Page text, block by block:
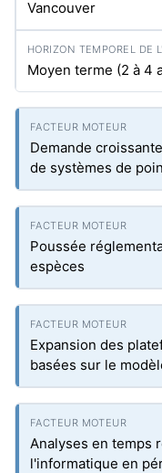
Vancouver
Moyen terme (2 à 4
Demande
de systèmes de
Poussée
espèces
Expansion des
basées sur le
Analyses en temps
l'informatique en